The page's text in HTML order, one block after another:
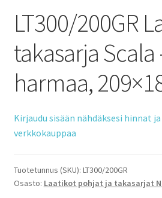
LT300/200GR
takasarja
harmaa,
Kirjaudu sisään nähdäksesi hinnat
verkkokauppaa
Tuotetunnus (SKU): LT300/200GR
Osasto: Laatikot pohjat ja takasarjat